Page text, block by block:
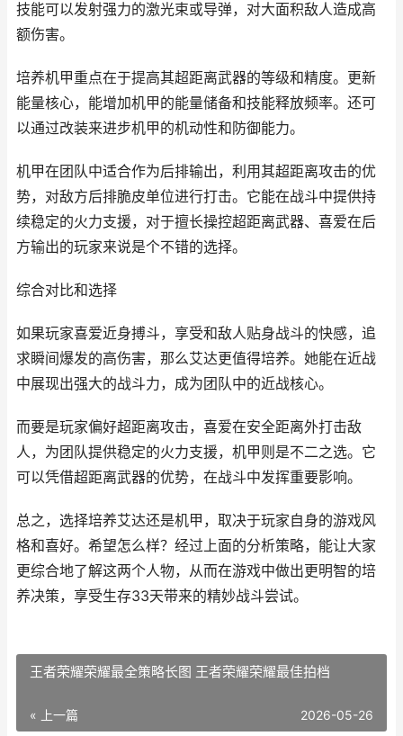
技能可以发射强力的激光束或导弹，对大面积敌人造成高
额伤害。
培养机甲重点在于提高其超距离武器的等级和精度。更新
能量核心，能增加机甲的能量储备和技能释放频率。还可
以通过改装来进步机甲的机动性和防御能力。
机甲在团队中适合作为后排输出，利用其超距离攻击的优
势，对敌方后排脆皮单位进行打击。它能在战斗中提供持
续稳定的火力支援，对于擅长操控超距离武器、喜爱在后
方输出的玩家来说是个不错的选择。
综合对比和选择
如果玩家喜爱近身搏斗，享受和敌人贴身战斗的快感，追
求瞬间爆发的高伤害，那么艾达更值得培养。她能在近战
中展现出强大的战斗力，成为团队中的近战核心。
而要是玩家偏好超距离攻击，喜爱在安全距离外打击敌
人，为团队提供稳定的火力支援，机甲则是不二之选。它
可以凭借超距离武器的优势，在战斗中发挥重要影响。
总之，选择培养艾达还是机甲，取决于玩家自身的游戏风
格和喜好。希望怎么样？经过上面的分析策略，能让大家
更综合地了解这两个人物，从而在游戏中做出更明智的培
养决策，享受生存33天带来的精妙战斗尝试。
王者荣耀荣耀最全策略长图 王者荣耀荣耀最佳拍档
« 上一篇 2026-05-26